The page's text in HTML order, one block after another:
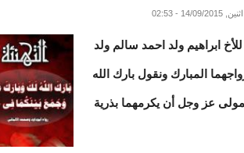
اثنين, 14/09/2015 - 02:53
ابراهيم ولد احمد سالم ولد
المبارك ونقول بارك الله
عز وجل أن يكرمهما بذرية